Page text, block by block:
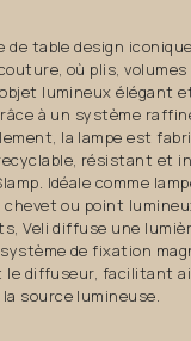
de table design
où plis,
lumineux élégant
à un système
la lampe est
résistant et
Idéale comme
chevet ou point
Veli diffuse une
de fixation
le diffuseur, facilitant
source lumineuse.